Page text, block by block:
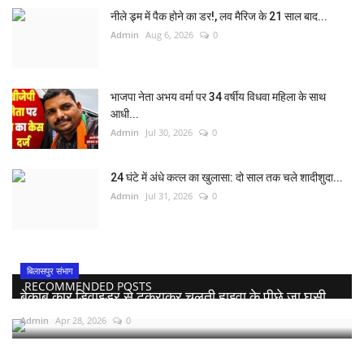
नीले ड्र्म में पैक होने का डर!, लव मैरिज के 21 साल बाद...
Admin Aug 6, 2026 0
भाजपा नेता अभय वर्मा पर 34 वर्षीय विधवा महिला के साथ
आधी...
Admin Jul 30, 2026 0
24 घंटे में अंधे कत्ल का खुलासा: दो साल तक चले शादीशुदा...
Admin Jul 31, 2026 0
RECOMMENDED POSTS
बिलासपुर संभाग
बेकाबू कार डिवाइडर से टकराकर चलती हाइवा के पीछे जा घुसी,...
Admin Apr 28, 2026 0